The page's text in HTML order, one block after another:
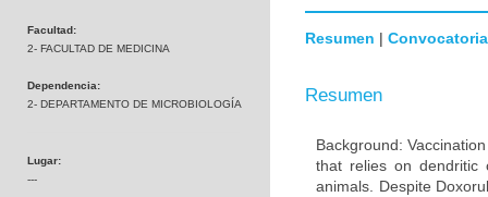
Facultad:
2- FACULTAD DE MEDICINA
Dependencia:
2- DEPARTAMENTO DE MICROBIOLOGÍA
Lugar:
---
Resumen | Convocatoria
Resumen
Background:
that relies on dendritic
animals. Despite